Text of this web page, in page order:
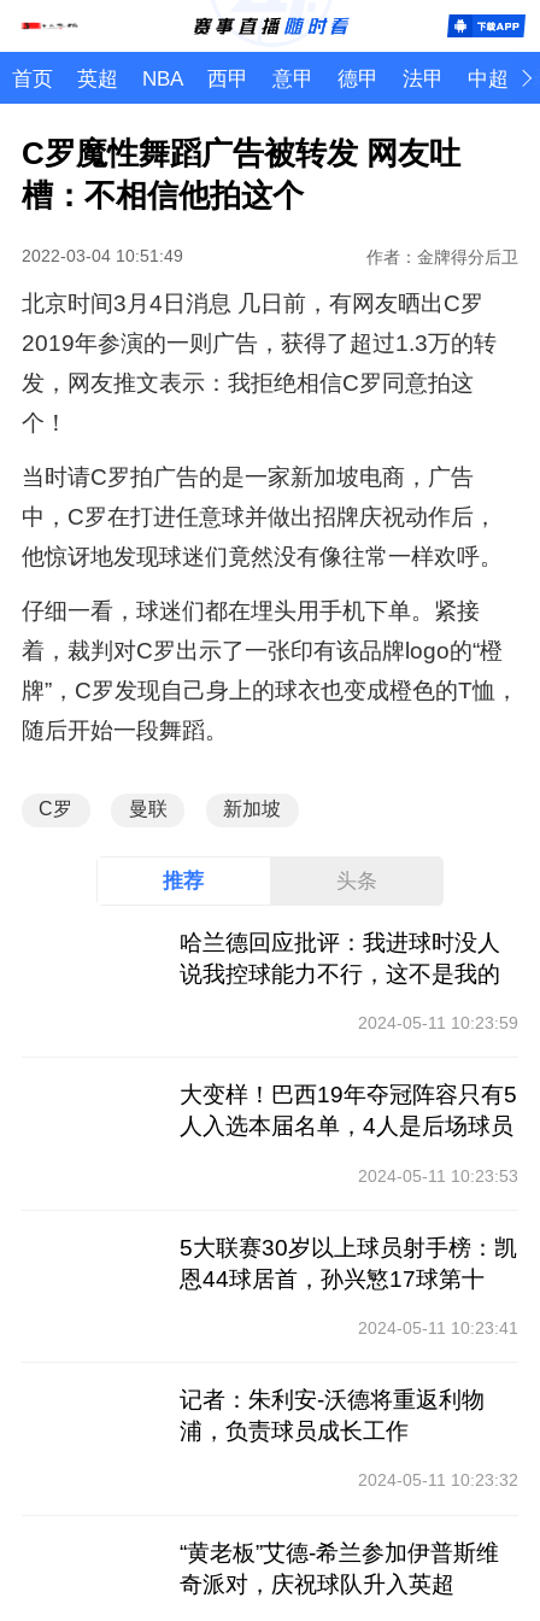
首页 英超 NBA 西甲 意甲 德甲 法甲 中超
C罗魔性舞蹈广告被转发 网友吐
槽：不相信他拍这个
2022-03-04 10:51:49 作者：金牌得分后卫
北京时间3月4日消息 几日前，有网友晒出C罗
2019年参演的一则广告，获得了超过1.3万的转
发，网友推文表示：我拒绝相信C罗同意拍这
个！
当时请C罗拍广告的是一家新加坡电商，广告
中，C罗在打进任意球并做出招牌庆祝动作后，
他惊讶地发现球迷们竟然没有像往常一样欢呼。
仔细一看，球迷们都在埋头用手机下单。紧接
着，裁判对C罗出示了一张印有该品牌logo的“橙
牌”，C罗发现自己身上的球衣也变成橙色的T恤，
随后开始一段舞蹈。
C罗 曼联 新加坡
推荐 头条
哈兰德回应批评：我进球时没人
说我控球能力不行，这不是我的
2024-05-11 10:23:59
大变样！巴西19年夺冠阵容只有5
人入选本届名单，4人是后场球员
2024-05-11 10:23:53
5大联赛30岁以上球员射手榜：凯
恩44球居首，孙兴慜17球第十
2024-05-11 10:23:41
记者：朱利安-沃德将重返利物
浦，负责球员成长工作
2024-05-11 10:23:32
“黄老板”艾德-希兰参加伊普斯维
奇派对，庆祝球队升入英超